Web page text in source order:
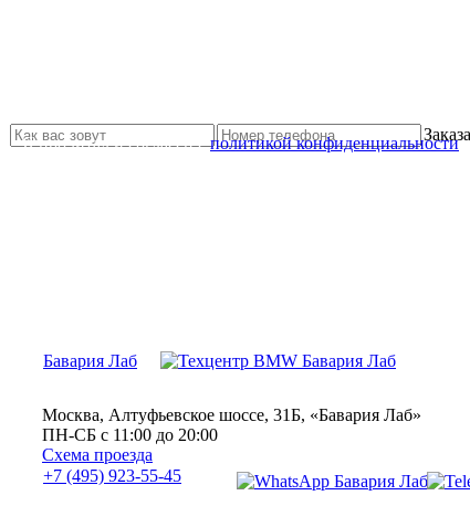
Я прочитал и согласен сполитикой конфиденциальности
Бавария Лаб
Москва, Алтуфьевское шоссе, 31Б, «Бавария Лаб»
ПН-СБ с 11:00 до 20:00
Схема проезда
+7 (495) 923-55-45